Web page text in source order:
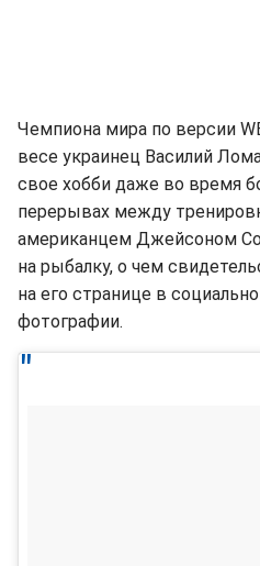
Чемпиона мира по версии
весе украинец Василий
свое хобби даже во время
перерывах между
американцем Джейсоном
на рыбалку, о чем
на его странице в
фотографии.